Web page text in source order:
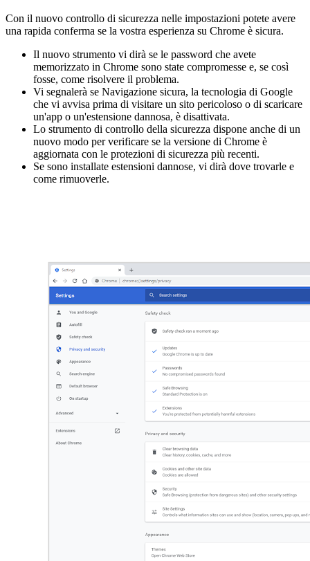
Con il nuovo controllo di sicurezza nelle impostazioni potete avere
una rapida conferma se la vostra esperienza su Chrome è sicura.
Il nuovo strumento vi dirà se le password che avete
memorizzato in Chrome sono state compromesse e, se così
fosse, come risolvere il problema.
Vi segnalerà se Navigazione sicura, la tecnologia di Google
che vi avvisa prima di visitare un sito pericoloso o di scaricare
un'app o un'estensione dannosa, è disattivata.
Lo strumento di controllo della sicurezza dispone anche di un
nuovo modo per verificare se la versione di Chrome è
aggiornata con le protezioni di sicurezza più recenti.
Se sono installate estensioni dannose, vi dirà dove trovarle e
come rimuoverle.